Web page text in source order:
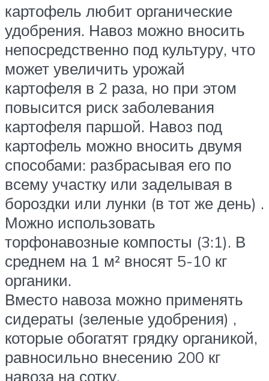
картофель любит органические
удобрения. Навоз можно вносить
непосредственно под культуру, что
может увеличить урожай
картофеля в 2 раза, но при этом
повысится риск заболевания
картофеля паршой. Навоз под
картофель можно вносить двумя
способами: разбрасывая его по
всему участку или заделывая в
бороздки или лунки (в тот же день) .
Можно использовать
торфонавозные компосты (3:1). В
среднем на 1 м² вносят 5-10 кг
органики.
Вместо навоза можно применять
сидераты (зеленые удобрения) ,
которые обогатят грядку органикой,
равносильно внесению 200 кг
навоза на сотку.